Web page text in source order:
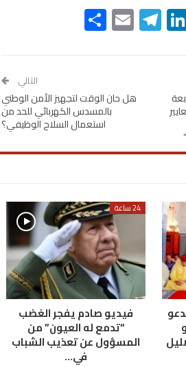
Messenger
LinkedIn
Telegram
Email
التالي
هل حان الوقت لتجهيز الأمن الوطني
بالمسدس الكهربائي للحد من
استعمال السلاح الوظيفي؟
24 ساعة
فيديو صادم يفجر الغضب
“تدمع له العيون” من
المسؤول عن تعذيب الشباب
في…